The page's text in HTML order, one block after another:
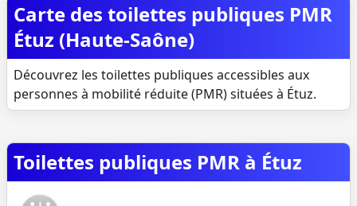
Carte des toilettes publiques PMR
Étuz (Haute-Saône)
Découvrez les toilettes publiques accessibles aux
personnes à mobilité réduite (PMR) situées à Étuz.
Toilettes publiques PMR à Étuz